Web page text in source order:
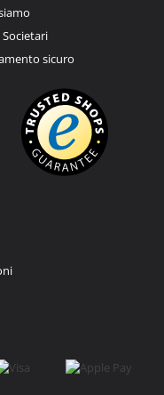
Societari
sicuro